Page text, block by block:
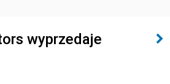
wyprzedaje